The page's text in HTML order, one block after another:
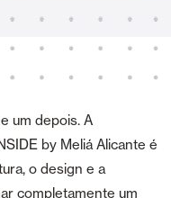
um depois. A
by Meliá Alicante é
o design e a
completamente um